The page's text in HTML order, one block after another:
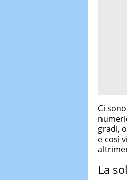
Ci
gradi,
e così
La